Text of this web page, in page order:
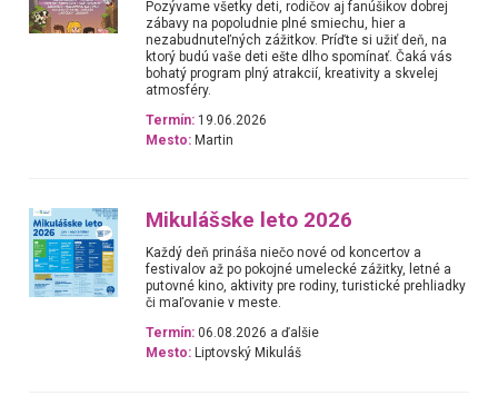
Pozývame všetky deti, rodičov aj fanúšikov dobrej
zábavy na popoludnie plné smiechu, hier a
nezabudnuteľných zážitkov. Príďte si užiť deň, na
ktorý budú vaše deti ešte dlho spomínať. Čaká vás
bohatý program plný atrakcií, kreativity a skvelej
atmosféry.
Termín: 19.06.2026
Mesto: Martin
Mikulášske leto 2026
Každý deň prináša niečo nové od koncertov a
festivalov až po pokojné umelecké zážitky, letné a
putovné kino, aktivity pre rodiny, turistické prehliadky
či maľovanie v meste.
Termín: 06.08.2026 a ďalšie
Mesto: Liptovský Mikuláš